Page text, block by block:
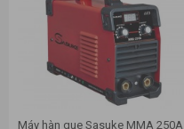
Máy hàn que Sasuke MMA 250A